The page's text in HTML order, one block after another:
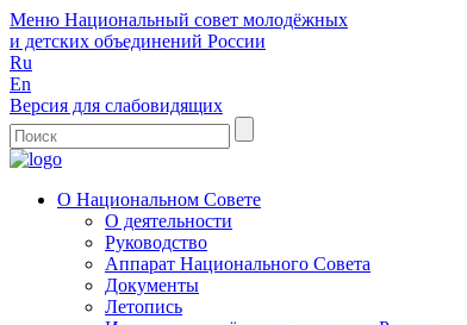
Меню Национальный совет молодёжных
и детских объединений России
Ru
En
Версия для слабовидящих
О Национальном Совете
О деятельности
Руководство
Аппарат Национального Совета
Документы
Летопись